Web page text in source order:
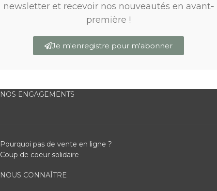
newsletter et recevoir nos nouveautés en avant-
première !
Je m'enregistre pour m'abonner
NOS ENGAGEMENTS
Pourquoi pas de vente en ligne ?
Coup de coeur solidaire
NOUS CONNAÎTRE